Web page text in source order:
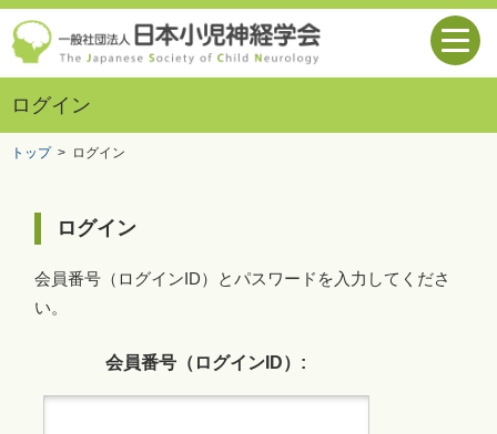
ログイン
トップ> ログイン
ログイン
会員番号（ログインID）とパスワードを入力してくださ
い。
会員番号（ログインID）: